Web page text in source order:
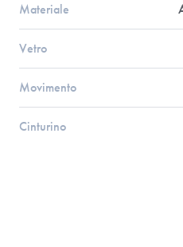
Materiale
Vetro
Movimento
Cinturino